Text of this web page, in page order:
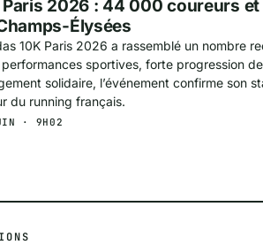
Paris 2026 : 44 000 coureurs
Élysées
10K Paris 2026 a rassemblé un nombre
performances sportives, forte progression
solidaire, l’événement confirme son
du running français.
· 9H02